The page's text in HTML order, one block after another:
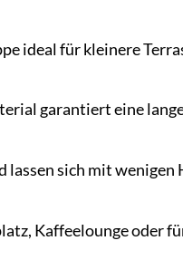
ideal für kleinere
garantiert eine
lassen sich mit
Kaffeelounge oder